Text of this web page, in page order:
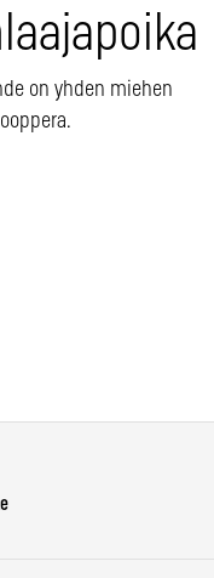
on yhden miehen